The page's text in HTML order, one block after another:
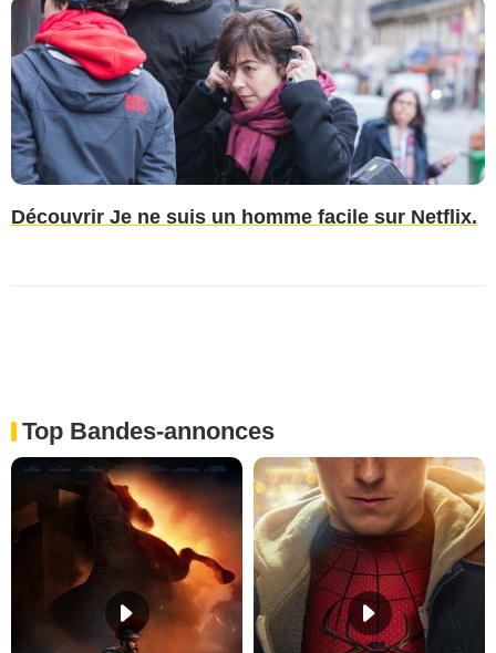
Découvrir Je ne suis un homme facile sur Netflix.
Top Bandes-annonces